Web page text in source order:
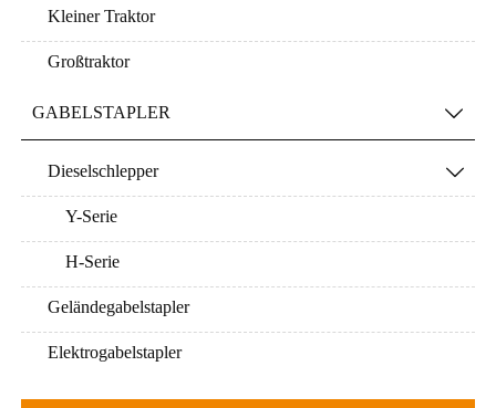
Kleiner Traktor
Großtraktor
GABELSTAPLER 
Dieselschlepper 
Y-Serie
H-Serie
Geländegabelstapler
Elektrogabelstapler